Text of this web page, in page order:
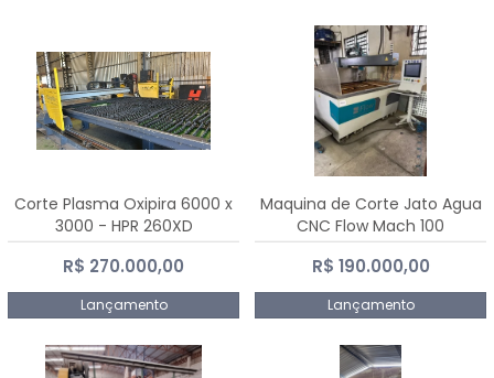
Corte Plasma Oxipira 6000 x
3000 - HPR 260XD
R$ 270.000,00
Lançamento
Maquina de Corte Jato Agua
CNC Flow Mach 100
R$ 190.000,00
Lançamento